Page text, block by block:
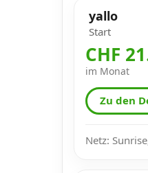
yallo
Start
CHF
im Monat
Zu den
Netz: